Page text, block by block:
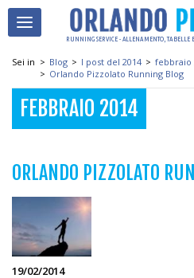
RUNNING SERVICE - ALLENAMENTO, TABELLE
Sei in > Blog > I post del 2014 > febbraio
> Orlando Pizzolato Running Blog
FEBBRAIO 2014
ORLANDO PIZZOLATO
19/02/2014